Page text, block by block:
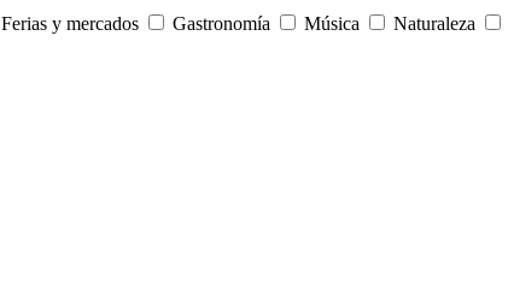
Ferias y mercados Gastronomía Música Naturaleza